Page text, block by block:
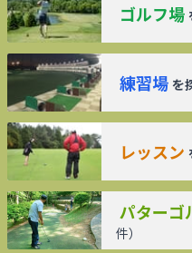
ゴルフ場
練習場 を
レッスン
パターゴ
件）